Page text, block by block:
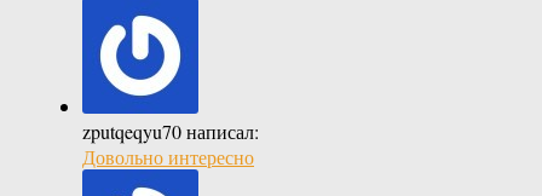
zputqeqyu70 написал:
Довольно интересно